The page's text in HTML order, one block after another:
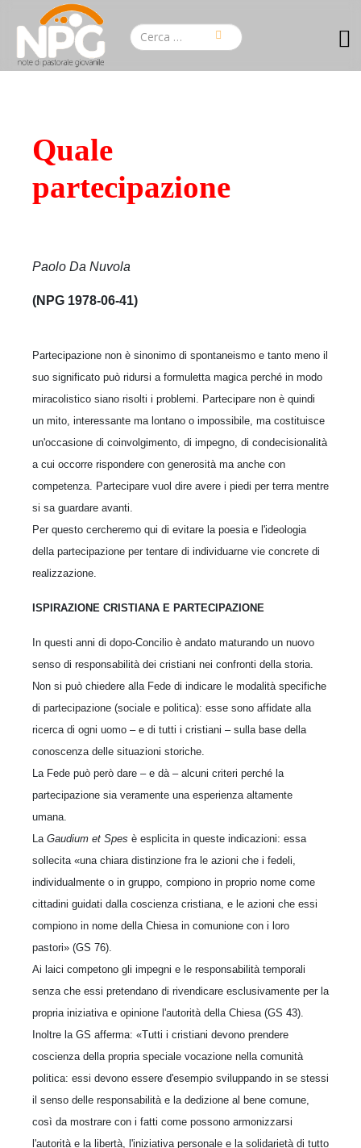
Quale
partecipazione
Paolo Da Nuvola
(NPG 1978-06-41)
Partecipazione non è sinonimo di spontaneismo e tanto meno il
suo significato può ridursi a formuletta magica perché in modo
miracolistico siano risolti i problemi. Partecipare non è quindi
un mito, interessante ma lontano o impossibile, ma costituisce
un'occasione di coinvolgimento, di impegno, di condecisionalità
a cui occorre rispondere con generosità ma anche con
competenza. Partecipare vuol dire avere i piedi per terra mentre
si sa guardare avanti.
Per questo cercheremo qui di evitare la poesia e l'ideologia
della partecipazione per tentare di individuarne vie concrete di
realizzazione.
ISPIRAZIONE CRISTIANA E PARTECIPAZIONE
In questi anni di dopo-Concilio è andato maturando un nuovo
senso di responsabilità dei cristiani nei confronti della storia.
Non si può chiedere alla Fede di indicare le modalità specifiche
di partecipazione (sociale e politica): esse sono affidate alla
ricerca di ogni uomo – e di tutti i cristiani – sulla base della
conoscenza delle situazioni storiche.
La Fede può però dare – e dà – alcuni criteri perché la
partecipazione sia veramente una esperienza altamente
umana.
La Gaudium et Spes è esplicita in queste indicazioni: essa
sollecita «una chiara distinzione fra le azioni che i fedeli,
individualmente o in gruppo, compiono in proprio nome come
cittadini guidati dalla coscienza cristiana, e le azioni che essi
compiono in nome della Chiesa in comunione con i loro
pastori» (GS 76).
Ai laici competono gli impegni e le responsabilità temporali
senza che essi pretendano di rivendicare esclusivamente per la
propria iniziativa e opinione l'autorità della Chiesa (GS 43).
Inoltre la GS afferma: «Tutti i cristiani devono prendere
coscienza della propria speciale vocazione nella comunità
politica: essi devono essere d'esempio sviluppando in se stessi
il senso delle responsabilità e la dedizione al bene comune,
così da mostrare con i fatti come possono armonizzarsi
l'autorità e la libertà, l'iniziativa personale e la solidarietà di tutto